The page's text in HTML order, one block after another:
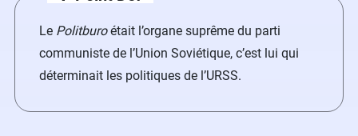
Le Politburoétait l’organe suprême du parti
communiste de l’Union Soviétique, c’est lui qui
déterminait les politiques de l’URSS.